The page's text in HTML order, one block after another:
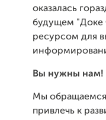
оказалась
будущем "Доке
ресурсом для
Вы нужны нам!
Мы
привлечь к